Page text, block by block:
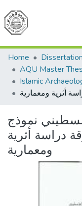
Home
نموذج
دراسة أثرية
ومعمارية